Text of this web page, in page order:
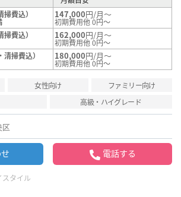
費込）
147,000円/月～
初期費用他 0円～
費込）
162,000円/月～
初期費用他 0円～
掃費込）
180,000円/月～
初期費用他 0円～
女性向け
ファミリー向け
高級・ハイグレード
区
電話する
タイル